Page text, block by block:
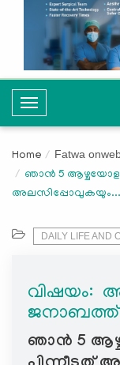
T
o
g
l
e
g
a
t
Home Fatwa
ഞാൻ 5
അലസിപ്പോവുകയും...
DAILY LIFE AND
വിഷയം:
ജനാബത്ത്
ഞാൻ 5